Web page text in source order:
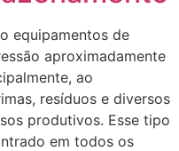
equipamentos de
aproximadamente
ao
resíduos e diversos
produtivos. Esse tipo
em todos os